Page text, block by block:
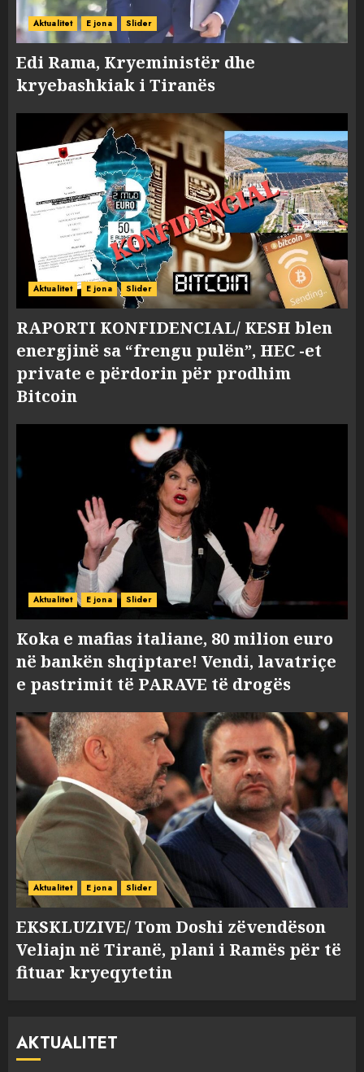
Aktualitet E jona Slider
Edi Rama, Kryeministër dhe
kryebashkiak i Tiranës
Aktualitet E jona Slider
RAPORTI KONFIDENCIAL/ KESH blen
energjinë sa “frengu pulën”, HEC -et
private e përdorin për prodhim
Bitcoin
Aktualitet E jona Slider
Koka e mafias italiane, 80 milion euro
në bankën shqiptare! Vendi, lavatriçe
e pastrimit të PARAVE të drogës
Aktualitet E jona Slider
EKSKLUZIVE/ Tom Doshi zëvendëson
Veliajn në Tiranë, plani i Ramës për të
fituar kryeqytetin
AKTUALITET